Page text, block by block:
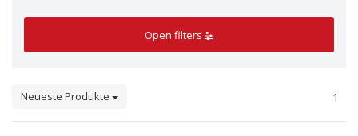
Open filters
Neueste Produkte 1